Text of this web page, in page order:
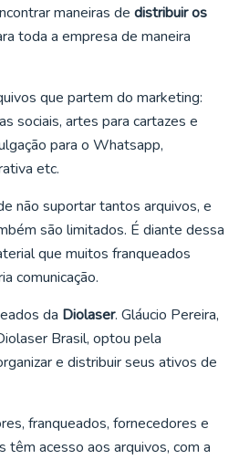
maneiras de distribuir os
toda a empresa de maneira
que partem do marketing:
sociais, artes para cartazes e
para o Whatsapp,
etc.
não suportar tantos arquivos, e
são limitados. É diante dessa
que muitos franqueados
comunicação.
da Diolaser. Gláucio Pereira,
Brasil, optou pela
e distribuir seus ativos de
franqueados, fornecedores e
têm acesso aos arquivos, com a